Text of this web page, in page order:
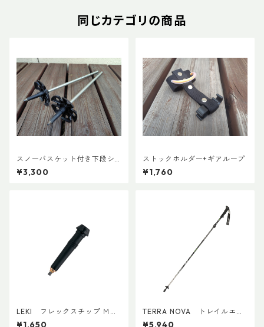
同じカテゴリの商品
スノーバスケット付き下段シ
ャフト(ペア)
¥3,300
ストックホルダー+ギアループ
¥1,760
LEKI フレックスチップ Ｍ（1
個）
¥1,650
TERRA NOVA トレイルエリ
ート(1本)
¥5,940